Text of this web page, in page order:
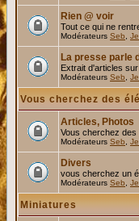
Rien @ voir
Tout ce qui ne
Modérateurs Seb
La presse parle
Extrait d'articles
Modérateurs Seb
Vous cherchez des
Articles, Photos
Vous cherchez des
Modérateurs Seb
Divers
vous cherchez un
Modérateurs Seb
Miniatures